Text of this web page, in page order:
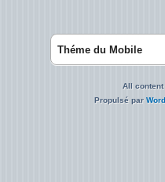
Théme du Mobile
All content
Propulsé par